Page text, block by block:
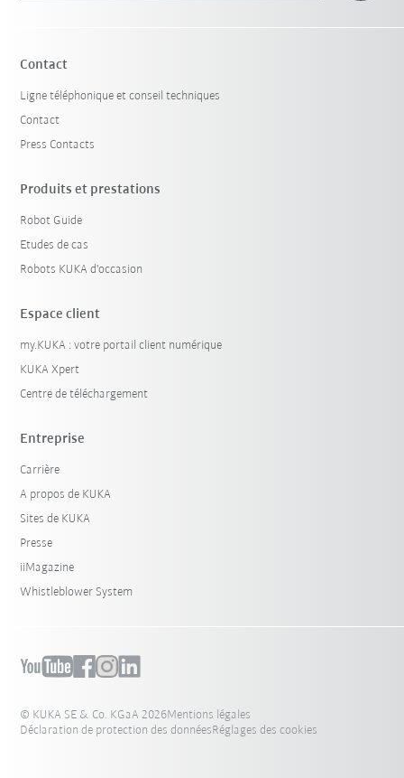
Contact
Ligne téléphonique et conseil techniques
Contact
Press Contacts
Produits et prestations
Robot Guide
Etudes de cas
Robots KUKA d'occasion
Espace client
my.KUKA : votre portail client numérique
KUKA Xpert
Centre de téléchargement
Entreprise
Carrière
A propos de KUKA
Sites de KUKA
Presse
iiMagazine
Whistleblower System
© KUKA SE & Co. KGaA 2026Mentions légales
Déclaration de protection des donnéesRéglages des cookies